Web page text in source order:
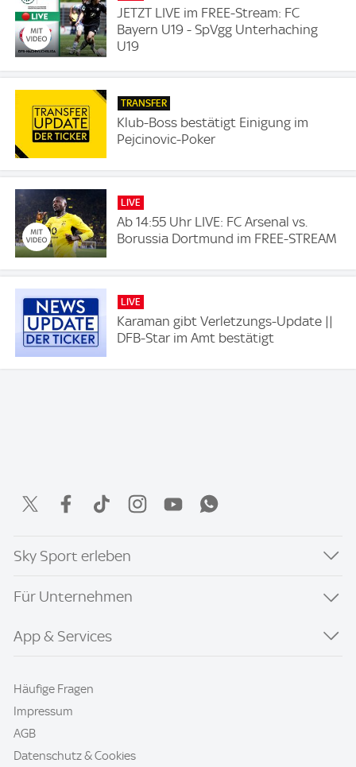
JETZT LIVE im FREE-Stream: FC
Bayern U19 - SpVgg Unterhaching
U19
TRANSFER
Klub-Boss bestätigt Einigung im
Pejcinovic-Poker
LIVE
Ab 14:55 Uhr LIVE: FC Arsenal vs.
Borussia Dortmund im FREE-STREAM
LIVE
Karaman gibt Verletzungs-Update ||
DFB-Star im Amt bestätigt
Sky Sport erleben
Für Unternehmen
App & Services
Häufige Fragen
Impressum
AGB
Datenschutz & Cookies